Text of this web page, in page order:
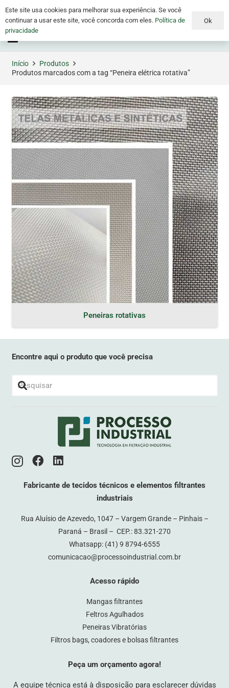
Início
Produtos
Produtos marcados com a tag “Peneira elétrica rotativa”
Peneiras rotativas
Encontre aqui o produto que você precisa
Fabricante de tecidos técnicos e elementos filtrantes
industriais
Rua Aluísio de Azevedo, 1047 – Vargem Grande – Pinhais –
Paraná – Brasil – CEP.: 83.321-270
Whatsapp: (41) 9 8794-6555
comunicacao@processoindustrial.com.br
Acesso rápido
Mangas filtrantes
Feltros Agulhados
Peneiras Vibratórias
Filtros bags, coadores e bolsas filtrantes
Peça um orçamento agora!
A equipe técnica está à disposição para esclarecer dúvidas
Este site usa cookies para melhorar sua experiência. Se você
continuar a usar este site, você concorda com eles. Política de
privacidade
Ok